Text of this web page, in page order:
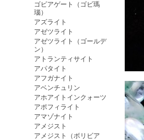
ゴビアゲート（ゴビ瑪
瑙）
アズライト
アゼツライト
アゼツライト（ゴールデ
ン）
アトランティサイト
アパタイト
アフガナイト
アベンチュリン
アホアイトインクォーツ
アポフィライト
アマゾナイト
アメジスト
アメジスト（ボリビア